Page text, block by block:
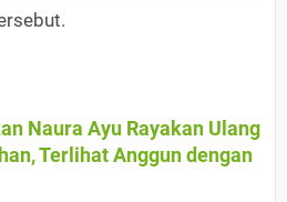
Naura Ayu Rayakan Ulang
Terlihat Anggun dengan